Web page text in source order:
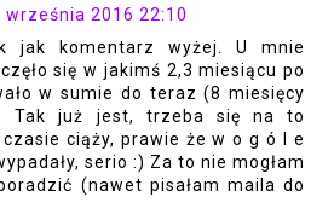
września 2016 22:10
jak komentarz wyżej. U mnie
się w jakimś 2,3 miesiącu po
w sumie do teraz (8 miesięcy
Tak już jest, trzeba się na to
ciąży, prawie że w o g ó l e
serio :) Za to nie mogłam
(nawet pisałam maila do